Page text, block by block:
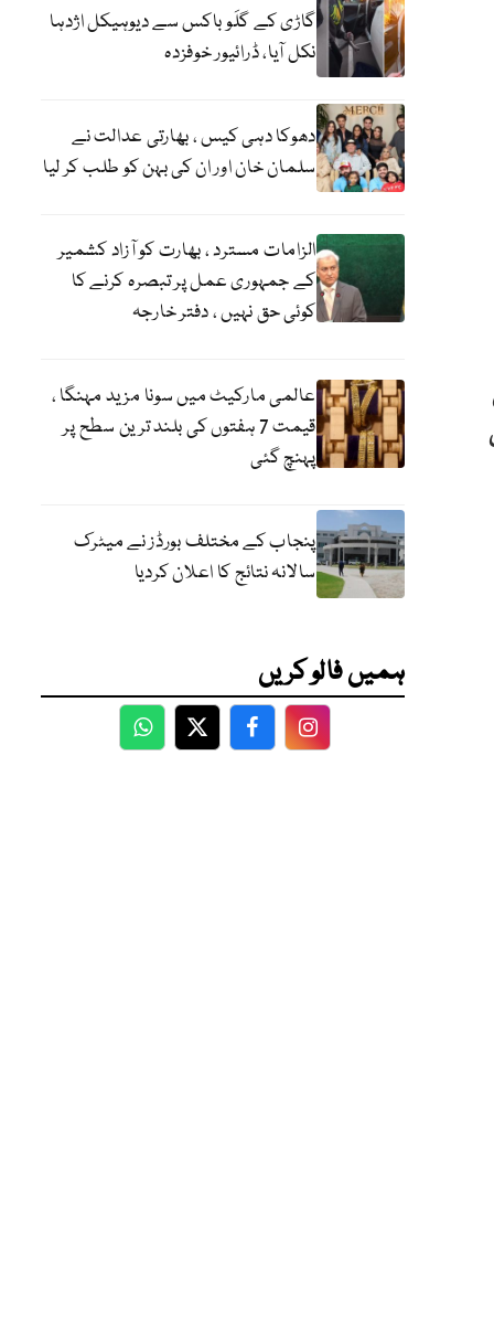
گاڑی کے گلَو باکس سے دیوہیکل اژدہا
نکل آیا، ڈرائیور خوفزدہ
دھوکا دہی کیس ، بھارتی عدالت نے
سلمان خان اور ان کی بہن کو طلب کر لیا
الزامات مسترد ، بھارت کو آزاد کشمیر
کے جمہوری عمل پر تبصرہ کرنے کا
کوئی حق نہیں ، دفتر خارجہ
عالمی مارکیٹ میں سونا مزید مہنگا ،
قیمت 7 ہفتوں کی بلند ترین سطح پر
پہنچ گئی
پنجاب کے مختلف بورڈز نے میٹرک
سالانہ نتائج کا اعلان کردیا
ہمیں فالو کریں
WhatsApp
TwitterFacebookFacebook